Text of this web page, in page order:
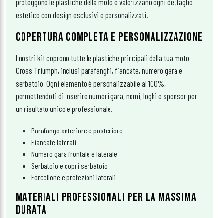
proteggono le plastiche della moto e valorizzano ogni dettaglio
estetico con design esclusivi e personalizzati.
COPERTURA COMPLETA E PERSONALIZZAZIONE
I nostri kit coprono tutte le plastiche principali della tua moto
Cross Triumph, inclusi parafanghi, fiancate, numero gara e
serbatoio. Ogni elemento è personalizzabile al 100%,
permettendoti di inserire numeri gara, nomi, loghi e sponsor per
un risultato unico e professionale.
Parafango anteriore e posteriore
Fiancate laterali
Numero gara frontale e laterale
Serbatoio e copri serbatoio
Forcellone e protezioni laterali
MATERIALI PROFESSIONALI PER LA MASSIMA
DURATA